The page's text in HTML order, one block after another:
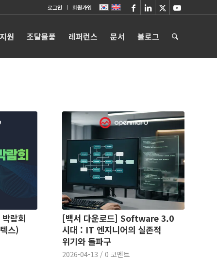
로그인 회원가입
원 조달물품 레퍼런스 문서 블로그
람회
스)
[백서 다운로드] Software 3.0
시대 : IT 엔지니어의 실존적
위기와 돌파구
2026-04-13 / 0 코멘트